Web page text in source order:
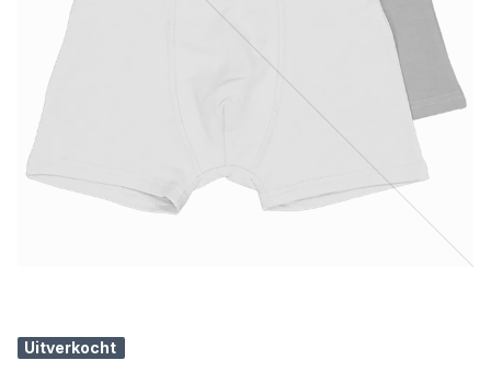
Uitverkocht